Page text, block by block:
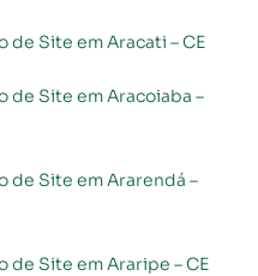
de Site em Aracati – CE
de Site em Aracoiaba –
de Site em Ararendá –
de Site em Araripe – CE